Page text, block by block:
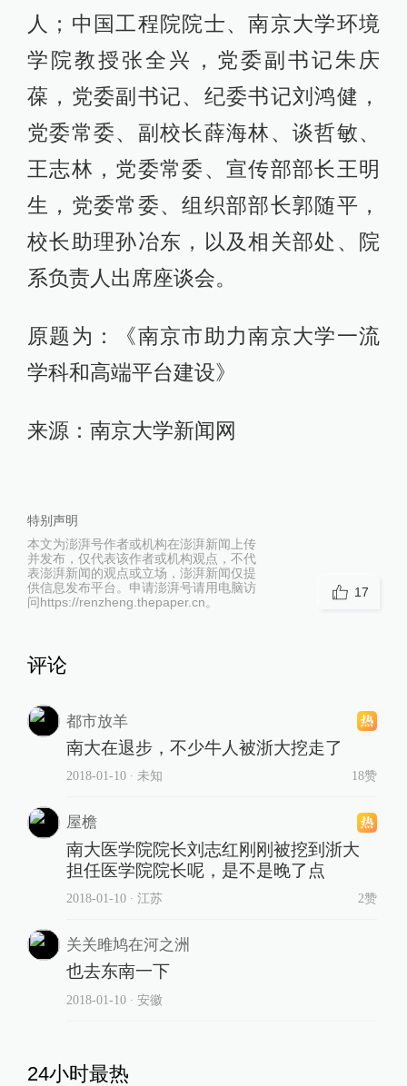
人；中国工程院院士、南京大学环境
学院教授张全兴，党委副书记朱庆
葆，党委副书记、纪委书记刘鸿健，
党委常委、副校长薛海林、谈哲敏、
王志林，党委常委、宣传部部长王明
生，党委常委、组织部部长郭随平，
校长助理孙冶东，以及相关部处、院
系负责人出席座谈会。
原题为：《南京市助力南京大学一流
学科和高端平台建设》
来源：南京大学新闻网
特别声明
本文为澎湃号作者或机构在澎湃新闻上传
并发布，仅代表该作者或机构观点，不代
表澎湃新闻的观点或立场，澎湃新闻仅提
供信息发布平台。申请澎湃号请用电脑访
问https://renzheng.thepaper.cn。
17
评论
都市放羊
南大在退步，不少牛人被浙大挖走了
2018-01-10∙ 未知 18赞
屋檐
南大医学院院长刘志红刚刚被挖到浙大
担任医学院院长呢，是不是晚了点
2018-01-10∙ 江苏 2赞
关关雎鸠在河之洲
也去东南一下
2018-01-10∙ 安徽
24小时最热